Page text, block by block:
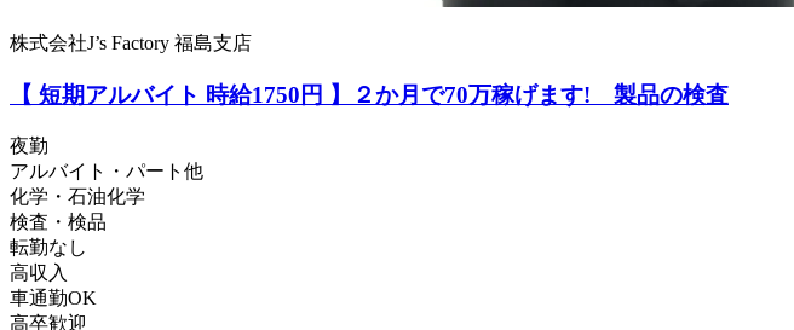
株式会社J’s Factory 福島支店
【 短期アルバイト 時給1750円 】２か月で70万稼げます! 製品の検査
夜勤
アルバイト・パート他
化学・石油化学
検査・検品
転勤なし
高収入
車通勤OK
高卒歓迎